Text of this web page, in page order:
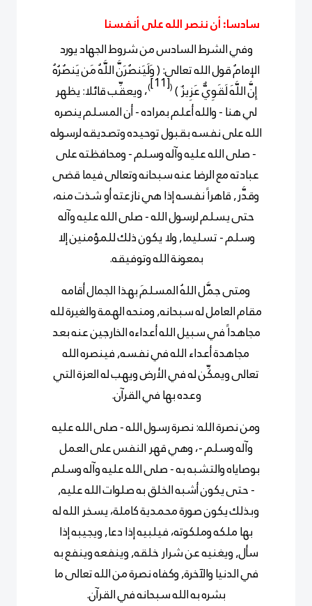
سادسا: أن ننصر الله على أنفسنا
وفي الشرط السادس من شروط الجهاد يورد
الإمامُ قول الله تعالى: ( وَلَيَنصُرَنَّ اللَّهُ مَن يَنصُرُهُ
إِنَّ اللَّهَ لَقَوِيٌّ عَزِيزٌ )(
[11]
)، ويعقِّب قائلا: يظهر
لي هنا - والله أعلم بمراده - أن المسلم ينصره
الله على نفسه بقبول توحيده وتصديقه لرسوله
- صلى الله عليه وآله وسلم - ومحافظته على
عبادته مع الرضا عنه سبحانه وتعالى فيما قضى
وقدَّر, قاهراً نفسه إذا هي نازعته أو شذت منه،
حتى يسلم لرسول الله - صلى الله عليه وآله
وسلم - تسليما, ولا يكون ذلك للمؤمنين إلا
بمعونة الله وتوفيقه.
ومتى جمَّل اللهُ المسلمَ بهذا الجمال أقامه
مقام العامل له سبحانه, ومنحه الهمة والغيرة لله
مجاهداً في سبيل الله أعداءه الخارجين عنه بعد
مجاهدة أعداء الله في نفسه, فينصره الله
تعالى ويمكِّن له في الأرض ويهب له العزة التي
وعده بها في القرآن.
ومن نصرة الله: نصرة رسول الله - صلى الله عليه
وآله وسلم -، وهي قهر النفس على العمل
بوصاياه والتشبه به - صلى الله عليه وآله وسلم
- حتى يكون أشبه الخلق به صلوات الله عليه,
وبذلك يكون صورة محمدية كاملة، يسخر اللهله
بها ملكه وملكوته، فيلبيه إذا دعا, ويجيبه إذا
سأل, ويغنيه عن شرار خلقه, وينفعه وينفع به
في الدنيا والآخرة, وكفاه نصرة من الله تعالى ما
بشره به الله سبحانه في القرآن.